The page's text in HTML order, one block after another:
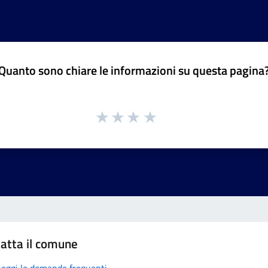
sono chiare le informazioni su questa
il comune